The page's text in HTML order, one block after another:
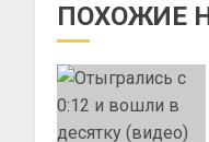
ПОХОЖИЕ